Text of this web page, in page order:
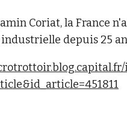
Coriat, la France
depuis 25